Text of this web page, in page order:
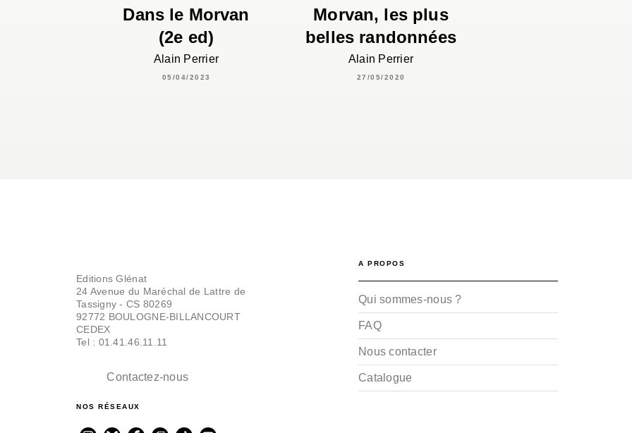
Dans le Morvan
(2e ed)
Alain Perrier
05/04/2023
Morvan, les plus
belles randonnées
Alain Perrier
27/05/2020
Editions Glénat
24 Avenue du Maréchal de Lattre de
Tassigny - CS 80269
92772 BOULOGNE-BILLANCOURT
CEDEX
Tel : 01.41.46.11.11
Contactez-nous
NOS RÉSEAUX
A PROPOS
Qui sommes-nous ?
FAQ
Nous contacter
Catalogue